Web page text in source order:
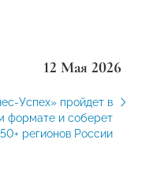
12 Мая 2026
пройдет в
формате и соберет
регионов России